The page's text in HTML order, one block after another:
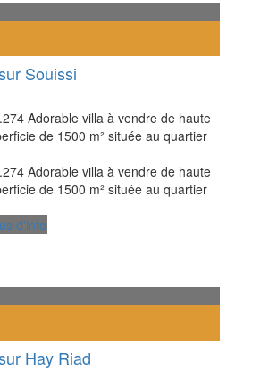
Souissi
Adorable villa à vendre de haute
de 1500 m² située au quartier
Adorable villa à vendre de haute
de 1500 m² située au quartier
d'info
Hay Riad